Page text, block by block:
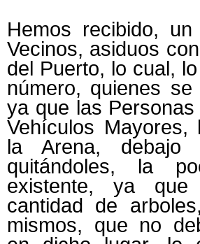
Hemos recibido,
Vecinos, asiduos
del Puerto, lo cual,
número, quienes
ya que las
Vehículos Mayores,
la Arena, debajo
quitándoles, la
existente, ya
cantidad de
mismos, que no